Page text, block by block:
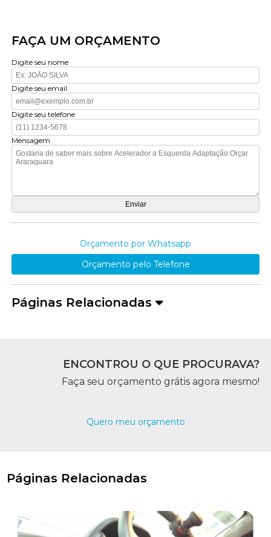
FAÇA UM ORÇAMENTO
Digite seu nome
Digite seu email
Digite seu telefone
Mensagem
Orçamento por Whatsapp
Orçamento pelo Telefone
Páginas Relacionadas
ENCONTROU O QUE PROCURAVA?
Faça seu orçamento grátis agora mesmo!
Quero meu orçamento
Páginas Relacionadas